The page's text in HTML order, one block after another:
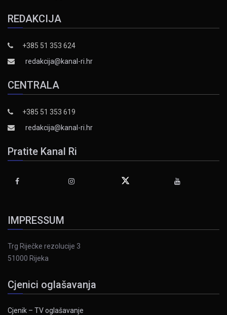
REDAKCIJA
+385 51 353 624
redakcija@kanal-ri.hr
CENTRALA
+385 51 353 619
redakcija@kanal-ri.hr
Pratite Kanal Ri
IMPRESSUM
Trg Riječke rezolucije 3
51000 Rijeka
Cjenici oglašavanja
Cjenik – TV oglašavanje